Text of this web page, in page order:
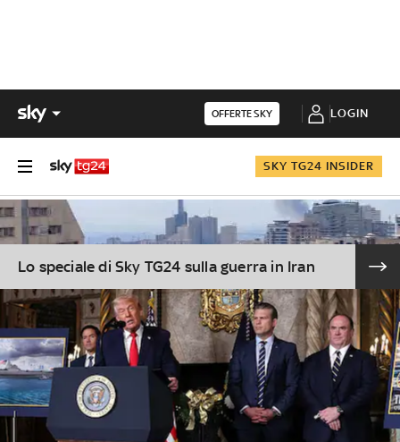
OFFERTE SKY LOGIN
SKY TG24 INSIDER
Lo speciale di Sky TG24 sulla guerra in Iran